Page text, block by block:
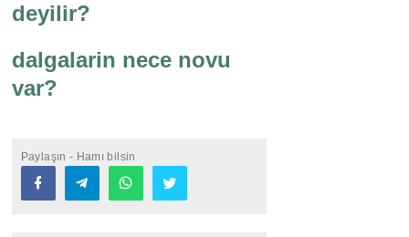
deyilir?
dalgalarin nece novu
var?
Paylaşın - Hamı bilsin